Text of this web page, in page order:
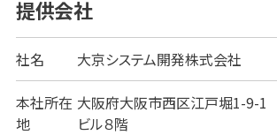
リット導入時に意識し [&hellip;]
提供会社
社名 大京システム開発株式会社
本社所在
地
大阪府大阪市西区江戸堀1-9-1
ビル８階